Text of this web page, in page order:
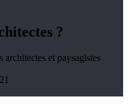
?
architectes et paysagistes